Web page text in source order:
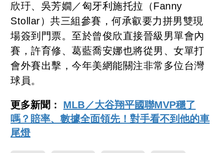
欣玗、吳芳嫺／匈牙利施托拉（Fanny
Stollar）共三組參賽，何承叡要力拼男雙現
場簽到門票。至於曾俊欣直接晉級男單會內
賽，許育修、葛藍喬安娜也將從男、女單打
會外賽出擊，今年美網能關注非常多位台灣
球員。
更多新聞： MLB／大谷翔平國聯MVP穩了
嗎？賠率、數據全面領先！對手看不到他的車
尾燈